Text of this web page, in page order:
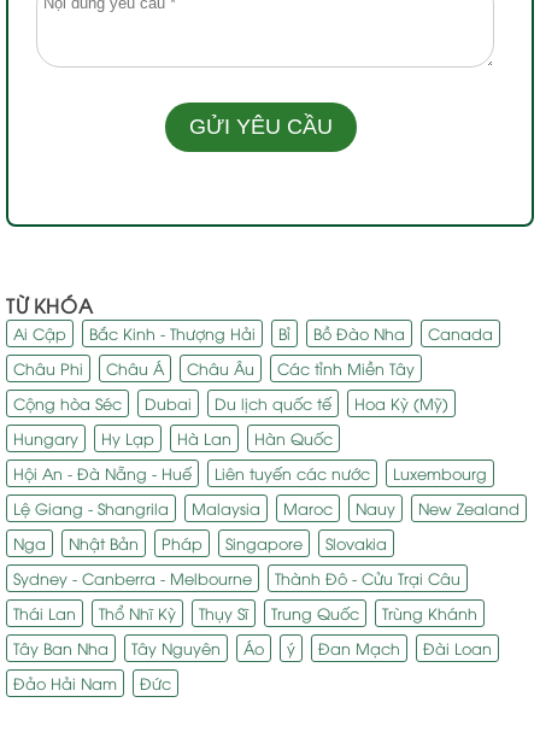
TỪ KHÓA
Ai Cập Bắc Kinh - Thượng Hải Bỉ Bồ Đào Nha
Canada
Châu Phi
Châu Á Châu Âu
Các tỉnh Miền Tây
Cộng hòa Séc
Dubai Du lịch quốc tế
Hoa Kỳ (Mỹ)
Hungary
Hy Lạp Hà Lan
Hàn Quốc
Hội An - Đà Nẵng - Huế
Liên tuyến các nước
Luxembourg
Lệ Giang - Shangrila
Malaysia Maroc Nauy
New Zealand
Nga
Nhật Bản Pháp Singapore
Slovakia
Sydney - Canberra - Melbourne
Thành Đô - Cửu Trại Câu
Thái Lan
Thổ Nhĩ Kỳ Thụy Sĩ Trung Quốc
Trùng Khánh
Tây Ban Nha
Tây Nguyên Áo ý Đan Mạch
Đài Loan
Đảo Hải Nam
Đức